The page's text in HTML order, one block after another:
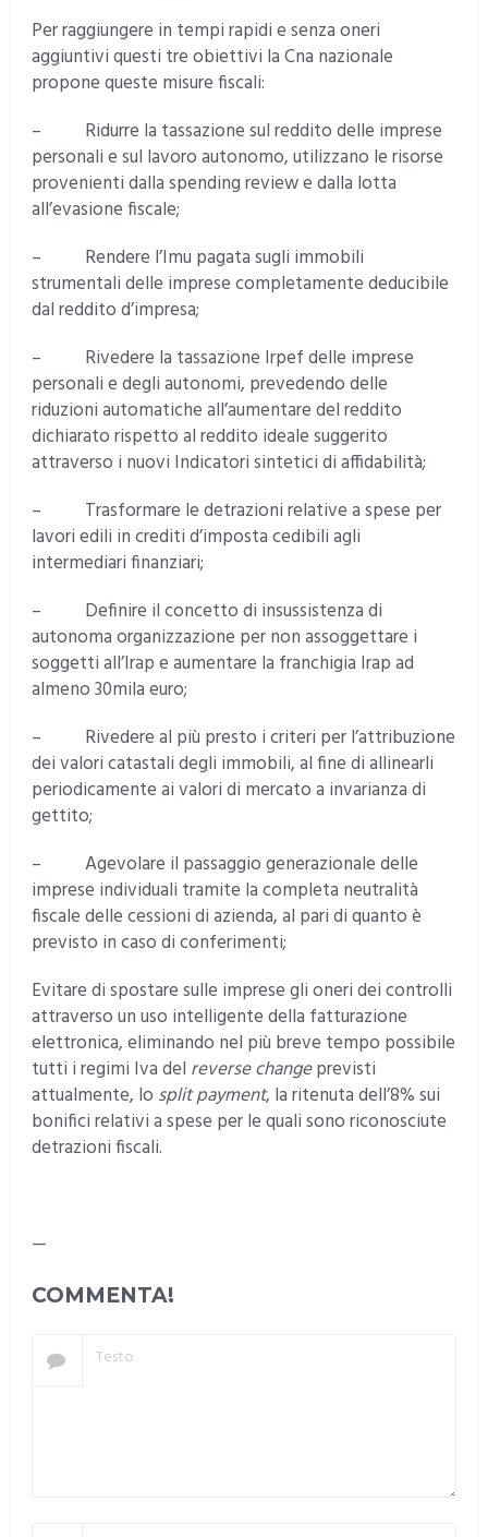
Per raggiungere in tempi rapidi e senza oneri
aggiuntivi questi tre obiettivi la Cna nazionale
propone queste misure fiscali:
– Ridurre la tassazione sul reddito delle imprese
personali e sul lavoro autonomo, utilizzano le risorse
provenienti dalla spending review e dalla lotta
all’evasione fiscale;
– Rendere l’Imu pagata sugli immobili
strumentali delle imprese completamente deducibile
dal reddito d’impresa;
– Rivedere la tassazione Irpef delle imprese
personali e degli autonomi, prevedendo delle
riduzioni automatiche all’aumentare del reddito
dichiarato rispetto al reddito ideale suggerito
attraverso i nuovi Indicatori sintetici di affidabilità;
– Trasformare le detrazioni relative a spese per
lavori edili in crediti d’imposta cedibili agli
intermediari finanziari;
– Definire il concetto di insussistenza di
autonoma organizzazione per non assoggettare i
soggetti all’Irap e aumentare la franchigia Irap ad
almeno 30mila euro;
– Rivedere al più presto i criteri per l’attribuzione
dei valori catastali degli immobili, al fine di allinearli
periodicamente ai valori di mercato a invarianza di
gettito;
– Agevolare il passaggio generazionale delle
imprese individuali tramite la completa neutralità
fiscale delle cessioni di azienda, al pari di quanto è
previsto in caso di conferimenti;
Evitare di spostare sulle imprese gli oneri dei controlli
attraverso un uso intelligente della fatturazione
elettronica, eliminando nel più breve tempo possibile
tutti i regimi Iva del reverse changeprevisti
attualmente, lo split payment, la ritenuta dell’8% sui
bonifici relativi a spese per le quali sono riconosciute
detrazioni fiscali.
—
COMMENTA!